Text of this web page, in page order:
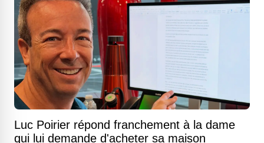
Luc Poirier répond franchement à la dame
qui lui demande d'acheter sa maison